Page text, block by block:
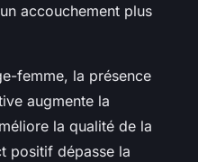
accouchement plus
femme, la présence
augmente la
la qualité de la
positif dépasse la